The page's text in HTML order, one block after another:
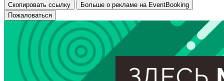
Скопировать ссылку
Больше о рекламе на EventBooking
Пожаловаться